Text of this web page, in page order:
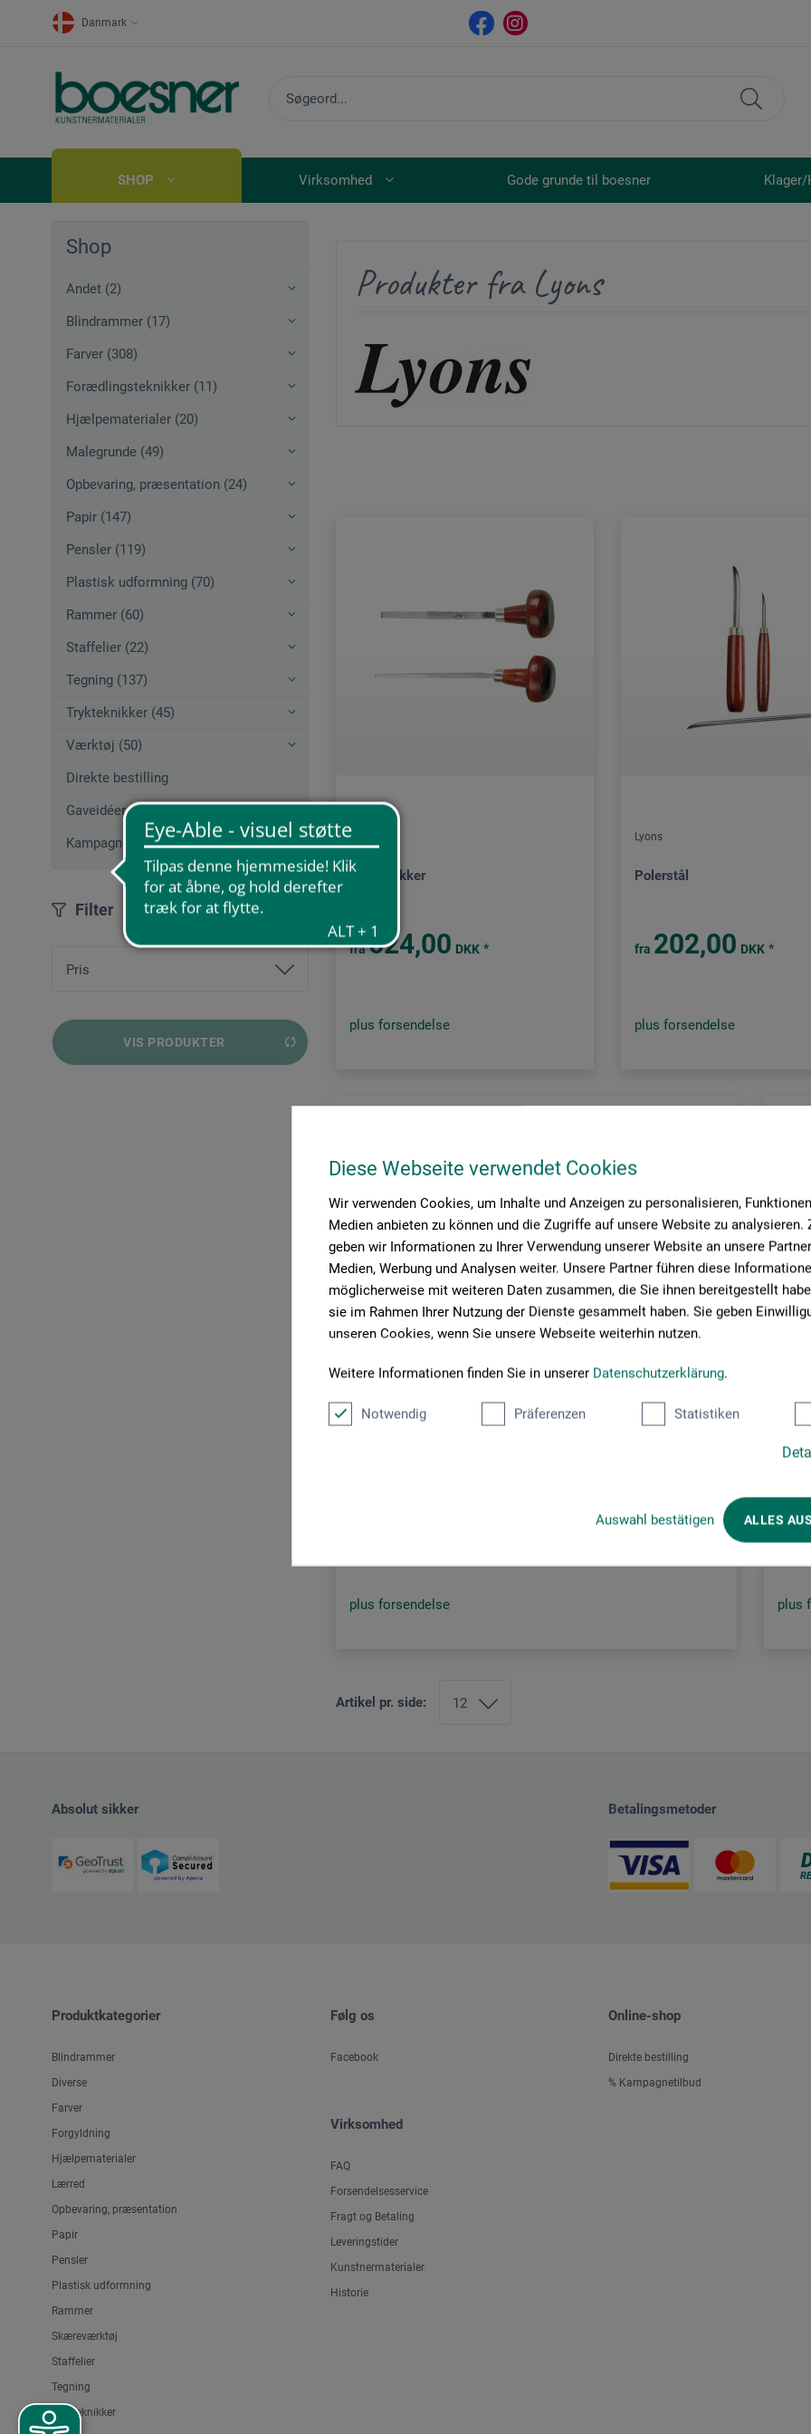
Diese Webseite verwendet Cookies
Wir verwenden Cookies, um Inhalte und Anzeigen zu personalisieren,
Medien anbieten zu können und die Zugriffe auf unsere Website zu analysieren.
geben wir Informationen zu Ihrer Verwendung unserer Website an unsere
Medien, Werbung und Analysen weiter. Unsere Partner führen diese
möglicherweise mit weiteren Daten zusammen, die Sie ihnen bereitgestellt
sie im Rahmen Ihrer Nutzung der Dienste gesammelt haben. Sie geben
unseren Cookies, wenn Sie unsere Webseite weiterhin nutzen.
Weitere Informationen finden Sie in unserer Datenschutzerklärung.
Notwendig Präferenzen Statistiken
Auswahl bestätigen ALLES
Danmark
SHOP Virksomhed Gode grunde til boesner
Shop
Andet (2)
Blindrammer (17)
Farver (308)
Forædlingsteknikker (11)
Hjælpematerialer (20)
Malegrunde (49)
Opbevaring, præsentation (24)
Papir (147)
Pensler (119)
Plastisk udformning (70)
Rammer (60)
Staffelier (22)
Tegning (137)
Trykteknikker (45)
Værktøj (50)
Direkte bestilling
Gaveidéer (12)
Kampagnetilbud
Filter
Pris
VIS PRODUKTER
Produkter fra Lyons
Lyons
Linjetrækker
fra624,00 DKK *
plus forsendelse
Lyons
Polerstål
fra 202,00 DKK *
plus forsendelse
Lyons
plus forsendelse plus
Artikel pr. side:
Absolut sikker Betalingsmetoder
Produktkategorier
Blindrammer
Diverse
Farver
Forgyldning
Hjælpematerialer
Lærred
Opbevaring, præsentation
Papir
Pensler
Plastisk udformning
Rammer
Skæreværktøj
Staffelier
Tegning
Trykteknikker
Følg os
Facebook
Virksomhed
FAQ
Forsendelsesservice
Fragt og Betaling
Leveringstider
Kunstnermaterialer
Historie
Online-shop
Direkte bestilling
% Kampagnetilbud